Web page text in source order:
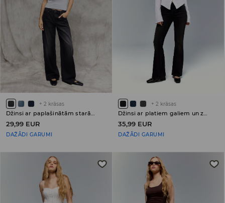
+ 2 krāsas
29,99 EUR
DAŽĀDI GARUMI
+ 2 krāsas
35,99 EUR
DAŽĀDI GARUMI